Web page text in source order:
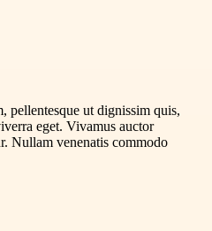
pellentesque ut dignissim quis,
eget. Vivamus auctor
Nullam venenatis commodo